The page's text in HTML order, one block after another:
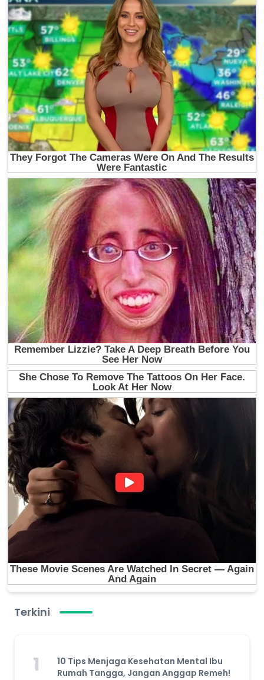
Terkini
1
10 Tips Menjaga Kesehatan Mental Ibu
Rumah Tangga, Jangan Anggap Remeh!